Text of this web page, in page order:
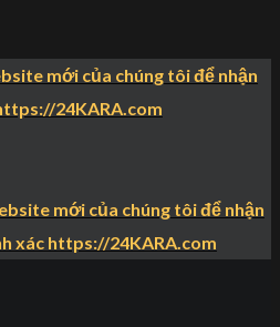
mới của chúng tôi để nhận
24KARA.com
mới của chúng tôi để nhận
xác https://24KARA.com